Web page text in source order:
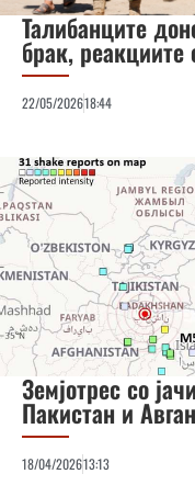
Талибанците
брак, реакциите
22/05/202618:44
Земјотрес со
Пакистан и
18/04/202613:13